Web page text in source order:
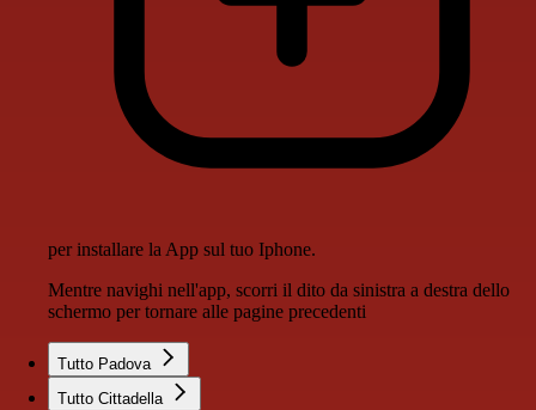
per installare la App sul tuo Iphone.
Mentre navighi nell'app, scorri il dito da sinistra a destra dello
schermo per tornare alle pagine precedenti
Tutto Padova
Tutto Cittadella